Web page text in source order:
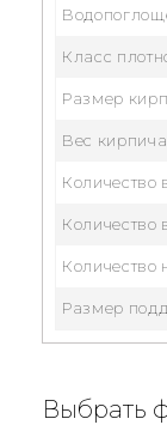
Класс
Размер
Вес кирпича
Количество
Количество
Размер
Выбрать